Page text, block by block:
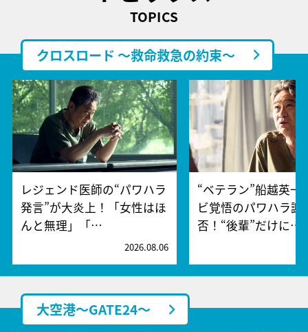
TOPICS
クロスロード ～救命救急の約束～
レジェンド医師の“パワハラ
発言”が大炎上！「女性はほ
んと無理」「…
2026.08.06
“ベテラン”船越英一
ビ覚悟のパワハラ謝
否！“後輩”だけに…
大空港～GATE24～